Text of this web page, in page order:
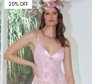
20% OFF